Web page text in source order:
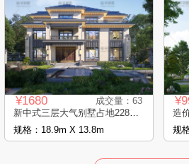
¥1680
成交量：63
新中式三层大气别墅占地228平砖混结构
规格：18.9m X 13.8m
规